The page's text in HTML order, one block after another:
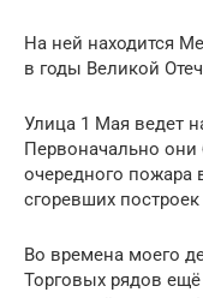
На ней находится
в годы Великой
Улица 1 Мая ведет
Первоначально
очередного пожара
сгоревших
Во времена моего
Торговых рядов